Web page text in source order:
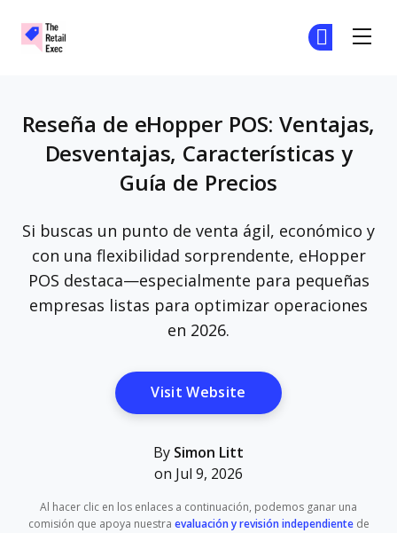
Reseña de eHopper POS: Ventajas,
Desventajas, Características y
Guía de Precios
Si buscas un punto de venta ágil, económico y
con una flexibilidad sorprendente, eHopper
POS destaca—especialmente para pequeñas
empresas listas para optimizar operaciones
en 2026.
Visit Website Opens New Window
By Simon Litt
on Jul 9, 2026
Al hacer clic en los enlaces a continuación, podemos ganar una
comisión que apoya nuestra evaluación y revisión independientede